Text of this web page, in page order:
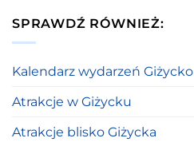
SPRAWDŹ RÓWNIEŻ:
Kalendarz wydarzeń Giżycko
Atrakcje w Giżycku
Atrakcje blisko Giżycka